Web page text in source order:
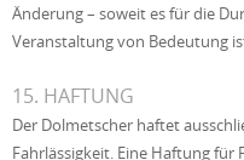
Änderung – soweit es für die
Veranstaltung von Bedeutung
15. HAFTUNG
Der Dolmetscher haftet
Fahrlässigkeit. Eine Haftung für